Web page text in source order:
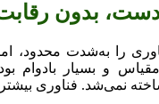
بدون
را به‌شدت محدود،
و بسیار بادوام
نمی‌شد. فناوری